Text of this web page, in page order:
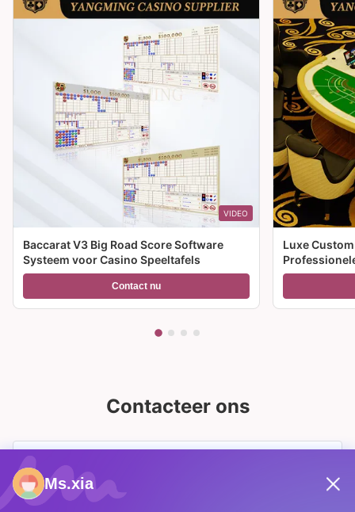
VIDEO
Baccarat V3 Big Road Score Software
Systeem voor Casino Speeltafels
Contact nu
Luxe
Tafel te koop
Contacteer ons
Ms.xia